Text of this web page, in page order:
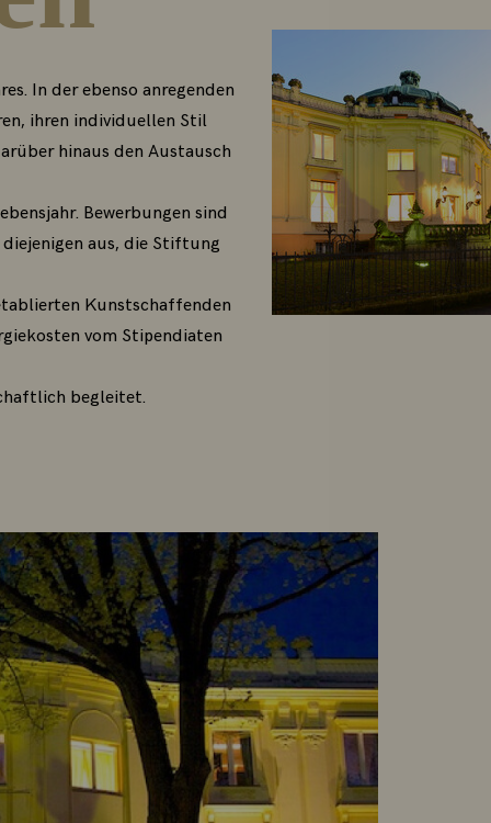
In der ebenso anregenden
ihren individuellen Stil
hinaus den Austausch
Bewerbungen sind
aus, die Stiftung
Kunstschaffenden
vom Stipendiaten
begleitet.